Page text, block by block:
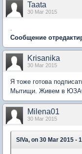
Taata
30 Mar 2015
.
Сообщение
Krisanika
30 Mar 2015
Я тоже готова
Мытищи. Живем в
Milena01
30 Mar 2015
SIVa, on 30 Mar 2015 -